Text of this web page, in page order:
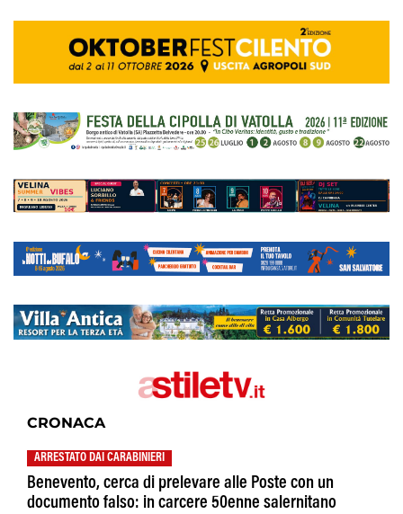
CRONACA
ARRESTATO DAI CARABINIERI
Benevento, cerca di prelevare alle Poste con un
documento falso: in carcere 50enne salernitano